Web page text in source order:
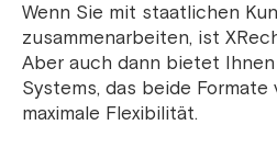
Wenn Sie mit staatlichen
zusammenarbeiten, ist
Aber auch dann bietet Ihnen
Systems, das beide Formate
maximale Flexibilität.